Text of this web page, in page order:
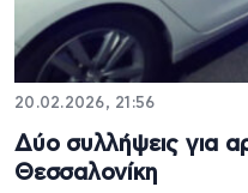
20.02.2026, 21:56
Δύο συλλήψεις για
Θεσσαλονίκη